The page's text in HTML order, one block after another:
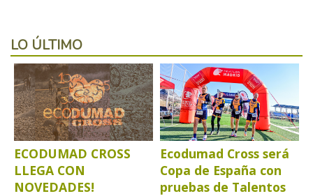
LO ÚLTIMO
ECODUMAD CROSS
LLEGA CON
NOVEDADES!
Ecodumad Cross será
Copa de España con
pruebas de Talentos